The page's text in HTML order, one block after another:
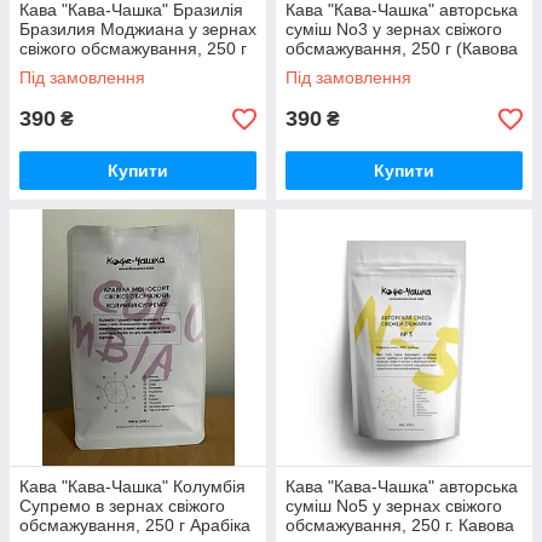
Кава «Кава-Чашка» авторська суміш №3 в
зернах свіжої обжарювання
Неперевершена комбінація арабіки і робусти
подарує чудове післясмак!
Хочу спробувати каву! →
Кава «Кава-
Чашка»
авторська
суміш №1 в
зернах
Чашка»
Гватемала
Хаехаетонанго
в зернах
Кава «Кава-
Чашка» Ефіопія
Джимма в
зернах
Кава "Кава-Чашка" Бразилія
Бразилия Моджиана у зернах
свіжого обсмажування, 250 г
Арабіка 100%
Під замовлення
390 ₴
Купити
Кава "Кава-Чашка" авторська
суміш No3 у зернах свіжого
обсмажування, 250 г (Кавова
суміш, 70% Арабіки та 30%
робусти
Під замовлення
390 ₴
Купити
Кава "Кава-Чашка" Колумбія
Супремо в зернах свіжого
обсмажування, 250 г Арабіка
Кава "Кава-Чашка" авторська
суміш No5 у зернах свіжого
обсмажування, 250 г. Кавова